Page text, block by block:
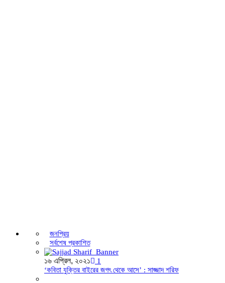
জনপ্রিয়
সর্বশেষ প্রকাশিত
১৬ এপ্রিল, ২০২১
1
‘কবিতা যুক্তির বাইরের জগৎ থেকে আসে’ : সাজ্জাদ শরিফ